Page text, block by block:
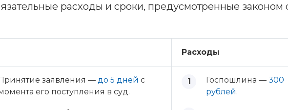
расходы и сроки, предусмотренные законом
Расходы
заявления — до 5 дней с
его поступления в суд.
Госпошлина — 300
рублей.